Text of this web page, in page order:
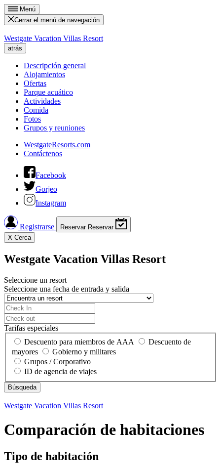
Menú
Cerrar el menú de navegación
Westgate Vacation Villas Resort
atrás
Descripción general
Alojamientos
Ofertas
Parque acuático
Actividades
Comida
Fotos
Grupos y reuniones
WestgateResorts.com
Contáctenos
Facebook
Gorjeo
Instagram
Registrarse Reservar Reservar
X Cerca
Westgate Vacation Villas Resort
Seleccione un resort
Seleccione una fecha de entrada y salida
Tarifas especiales
Descuento para miembros de AAA
Descuento de
mayores
Gobierno y militares
Grupos / Corporativo
ID de agencia de viajes
Westgate Vacation Villas Resort
Comparación de habitaciones
Tipo de habitación